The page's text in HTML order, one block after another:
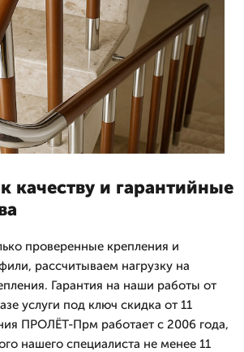
качеству и гарантийные
проверенные крепления и
рассчитываем нагрузку на
Гарантия на наши работы от
услуги под ключ скидка от 11
ПРОЛЁТ-Прм работает с 2006 года,
нашего специалиста не менее 11